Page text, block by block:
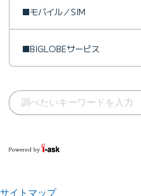
■モバイル／SIM
■BIGLOBEサービス
サイトマップ